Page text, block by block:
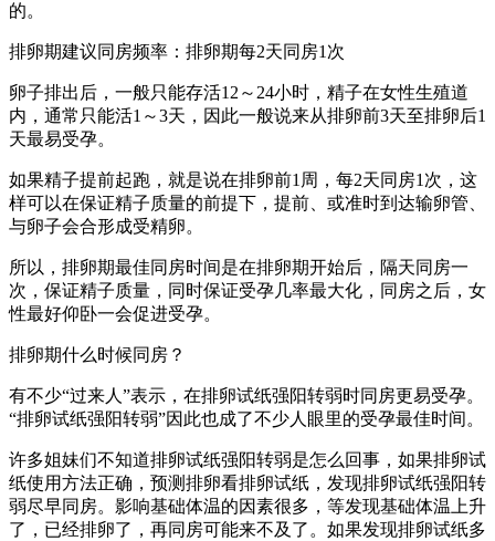
的。
排卵期建议同房频率：排卵期每2天同房1次
卵子排出后，一般只能存活12～24小时，精子在女性生殖道
内，通常只能活1～3天，因此一般说来从排卵前3天至排卵后1
天最易受孕。
如果精子提前起跑，就是说在排卵前1周，每2天同房1次，这
样可以在保证精子质量的前提下，提前、或准时到达输卵管、
与卵子会合形成受精卵。
所以，排卵期最佳同房时间是在排卵期开始后，隔天同房一
次，保证精子质量，同时保证受孕几率最大化，同房之后，女
性最好仰卧一会促进受孕。
排卵期什么时候同房？
有不少“过来人”表示，在排卵试纸强阳转弱时同房更易受孕。
“排卵试纸强阳转弱”因此也成了不少人眼里的受孕最佳时间。
许多姐妹们不知道排卵试纸强阳转弱是怎么回事，如果排卵试
纸使用方法正确，预测排卵看排卵试纸，发现排卵试纸强阳转
弱尽早同房。影响基础体温的因素很多，等发现基础体温上升
了，已经排卵了，再同房可能来不及了。如果发现排卵试纸多